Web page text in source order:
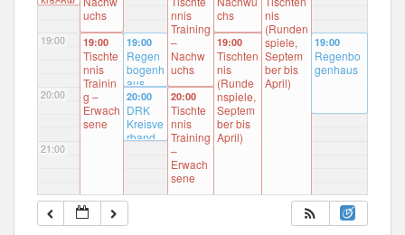
19:00
20:00
21:00
22:00
er
uchs
19:00
Tischte
nnis
Trainin
g –
Erwach
sene
19:00
Regen
bogenh
aus
20:00
DRK
Kreisve
rband
nnis
Training
–
Nachw
uchs
20:00
Tischte
nnis
Training
–
Erwach
sene
chs
19:00
Tischten
nis
(Runde
nspiele,
Septem
ber bis
April)
nis
(Runden
spiele,
Septem
ber bis
April)
19:00
Regenbo
genhaus